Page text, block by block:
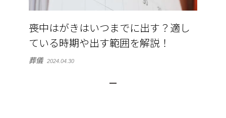
喪中はがきはいつまでに出す？適し
ている時期や出す範囲を解説！
葬儀 2024.04.30